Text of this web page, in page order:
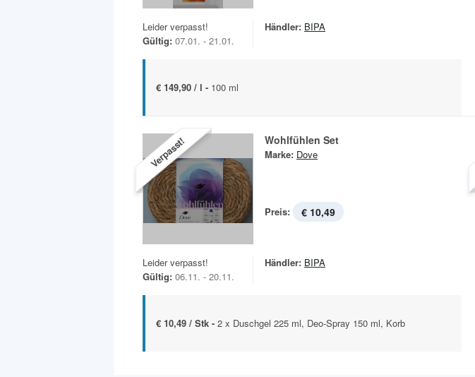
Leider verpasst!
Gültig: 07.01. - 21.01.
Händler: BIPA
€ 149,90 / l - 100 ml
Verpasst! Wohlfühlen Set
Marke: Dove
Preis: € 10,49
Leider verpasst!
Gültig: 06.11. - 20.11.
Händler: BIPA
€ 10,49 / Stk - 2 x Duschgel 225 ml, Deo-Spray 150 ml, Korb